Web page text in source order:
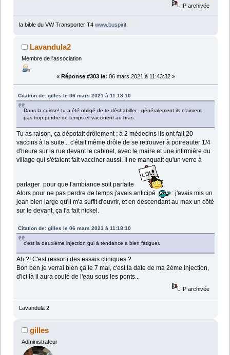
IP archivée
la bible du VW Transporter T4 www.buspirit.
Lavandula2
Membre de l'association
« Réponse #303 le: 06 mars 2021 à 11:43:32 »
Citation de: gilles le 06 mars 2021 à 11:18:10
Dans la cuisse! tu a été obligé de te déshabiller , généralement ils n'aiment
pas trop perdre de temps et vaccinent au bras.
Tu as raison, ça dépotait drôlement : à 2 médecins ils ont fait 20
vaccins à la suite... c'était même drôle de se retrouver à poireauter 1/4
d'heure sur la rue devant le cabinet, avec le maire et une infirmière du
village qui s'étaient fait vacciner aussi. Il ne manquait qu'un verre à
partager pour que l'ambiance soit parfaite
.
Alors pour ne pas perdre de temps j'avais anticipé
: j'avais mis un
jean bien large qu'il m'a suffit d'ouvrir, et en descendant au max un côté
sur le devant, ça l'a fait nickel.
Citation de: gilles le 06 mars 2021 à 11:18:10
c'est la deuxième injection qui à tendance a bien fatiguer.
Ah ?! C'est ressorti des essais cliniques ?
Bon ben je verrai bien ça le 7 mai, c'est la date de ma 2ème injection,
d'ici là il aura coulé de l'eau sous les ponts...
IP archivée
Lavandula 2
gilles
Administrateur